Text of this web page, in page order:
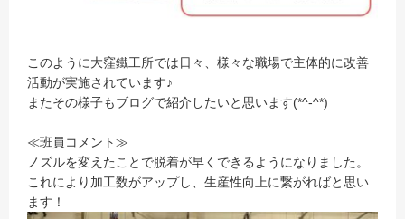
このように大窪鐵工所では日々、様々な職場で主体的に改善
活動が実施されています♪
またその様子もブログで紹介したいと思います(*^-^*)
≪班員コメント≫
ノズルを変えたことで脱着が早くできるようになりました。
これにより加工数がアップし、生産性向上に繋がればと思い
ます！